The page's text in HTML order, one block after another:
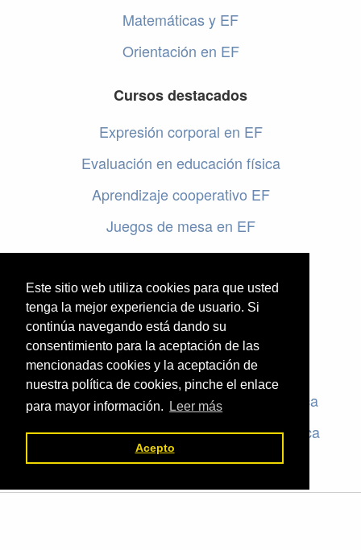
Este sitio web utiliza cookies para que usted
tenga la mejor experiencia de usuario. Si
continúa navegando está dando su
consentimiento para la aceptación de las
mencionadas cookies y la aceptación de
nuestra política de cookies, pinche el enlace
para mayor información.
Leer más
Acepto
Matemáticas y EF
Orientación en EF
Cursos destacados
Expresión corporal en EF
Evaluación en educación física
Aprendizaje cooperativo EF
Juegos de mesa en EF
Programar en EF
Cursos online de educación física
Artículos destacados
Evaluación en educación física
Criterios de evaluación en educación física
Rúbricas de evaluación en educación física